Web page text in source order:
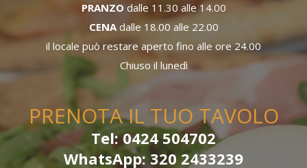
PRANZO dalle 11.30 alle 14.00
CENAdalle 18.00 alle 22.00
il locale può restare aperto fino alle ore 24.00
Chiuso il lunedì
PRENOTA IL TUO TAVOLO
Tel: 0424 504702
WhatsApp: 320 2433239